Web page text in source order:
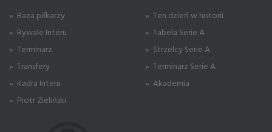
» Baza piłkarzy
» Rywale Interu
» Terminarz
» Transfery
» Kadra Interu
» Piotr Zieliński
» Ten dzień w historii
» Tabela Serie A
» Strzelcy Serie A
» Terminarz Serie A
» Akademia